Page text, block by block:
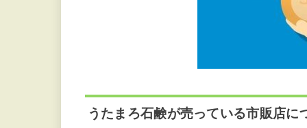
うたまろ石鹸が売っている市販店に